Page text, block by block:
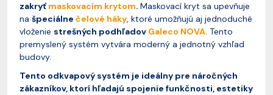
zakryť maskovacím krytom. Maskovací kryt sa upevňuje
na špeciálne čelové háky, ktoré umožňujú aj jednoduché
vloženie strešných podhľadov Galeco NOVA. Tento
premyslený systém vytvára moderný a jednotný vzhľad
budovy.
Tento odkvapový systém je ideálny pre náročných
zákazníkov, ktorí hľadajú spojenie funkčnosti, estetiky